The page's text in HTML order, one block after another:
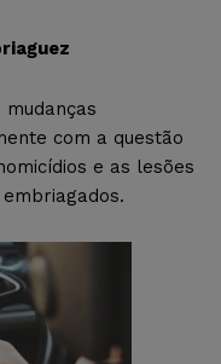
com a questão
e as lesões